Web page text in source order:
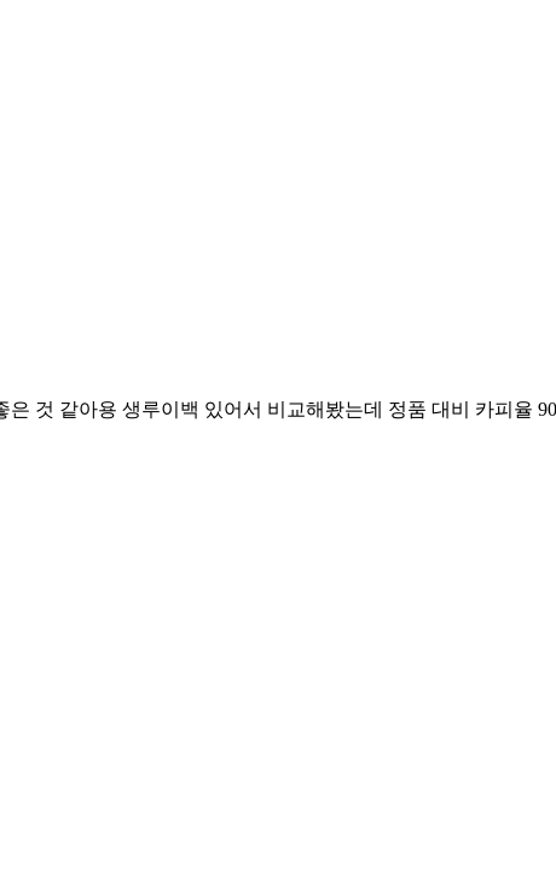
것 같아용 생루이백 있어서 비교해봤는데 정품 대비 카피율